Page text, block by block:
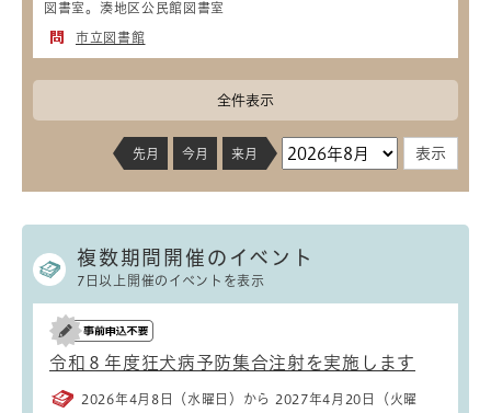
図書室。湊地区公民館図書室
市立図書館
全件表示
先月 今月 来月
複数期間開催のイベント
7日以上開催のイベントを表示
令和８年度狂犬病予防集合注射を実施します
2026年4月8日（水曜日）から 2027年4月20日（火曜